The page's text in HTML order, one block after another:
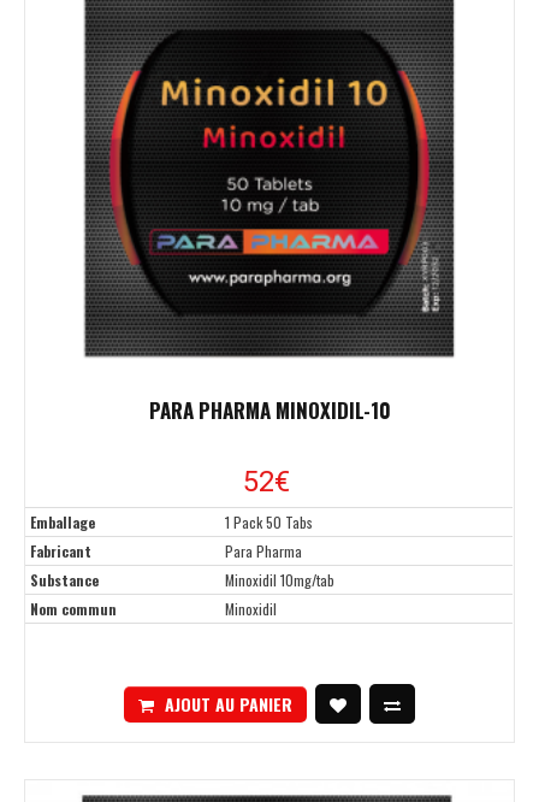
PARA PHARMA MINOXIDIL-10
52€
Emballage
1 Pack 50 Tabs
Fabricant
Para Pharma
Substance
Minoxidil 10mg/tab
Nom commun
Minoxidil
AJOUT AU PANIER